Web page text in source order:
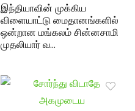
இந்தியாவின் முக்கிய
விளையாட்டு மைதானங்களில்
ஒன்றான மங்கலம் சின்னசாமி
முதலியார் வ…